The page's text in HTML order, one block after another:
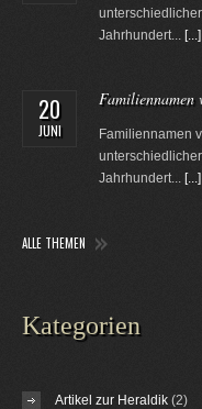
Jahrhundert... [...]
20
JUNI
Familiennamen
Familiennamen
Jahrhundert... [...]
ALLE THEMEN
Kategorien
Artikel zur Heraldik (2)